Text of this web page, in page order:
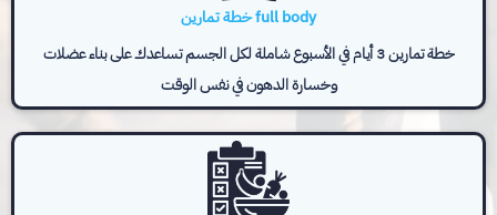
خطة تمارين full body
خطة تمارين 3 أيام في الأسبوع شاملة لكل الجسم تساعدك على بناء عضلات
وخسارة الدهون في نفس الوقت